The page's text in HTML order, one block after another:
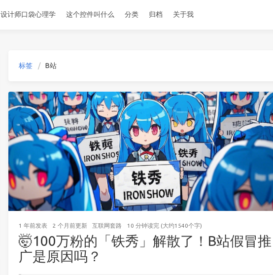
设计师口袋心理学 这个控件叫什么 分类 归档 关于我
标签 B站
1 年前发表 2 个月前更新 互联网套路 10 分钟读完 (大约1540个字)
🤯100万粉的「铁秀」解散了！B站假冒推
广是原因吗？